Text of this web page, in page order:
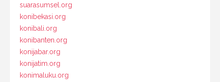
suarasumsel.org
konibekasi.org
konibali.org
konibanten.org
konijabar.org
konijatim.org
konimaluku.org